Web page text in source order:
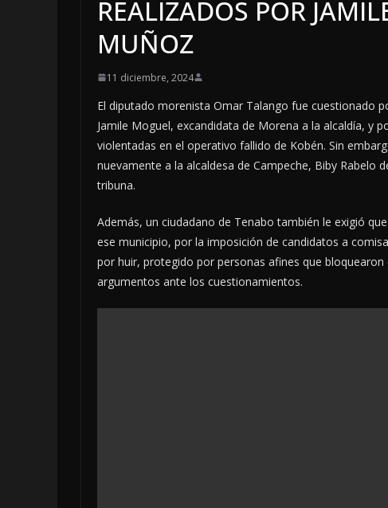
REALIZADOS POR
MUÑOZ
11 diciembre, 2024
El diputado morenista Omar Talango fue cuestionado
Jamile Moguel, excandidata de Morena a la alcaldía, y
violentadas en el operativo fallido de Kobén. Sin
nuevamente a la alcaldesa de Campeche, Biby
tribuna.
Además, un ciudadano de Tenabo también le exigió
ese municipio, por la imposición de candidatos a
por huir, protegido por personas afines que
argumentos ante los cuestionamientos.